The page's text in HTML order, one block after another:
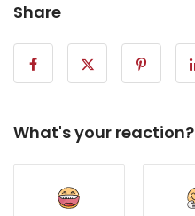
Share
What's your reaction?